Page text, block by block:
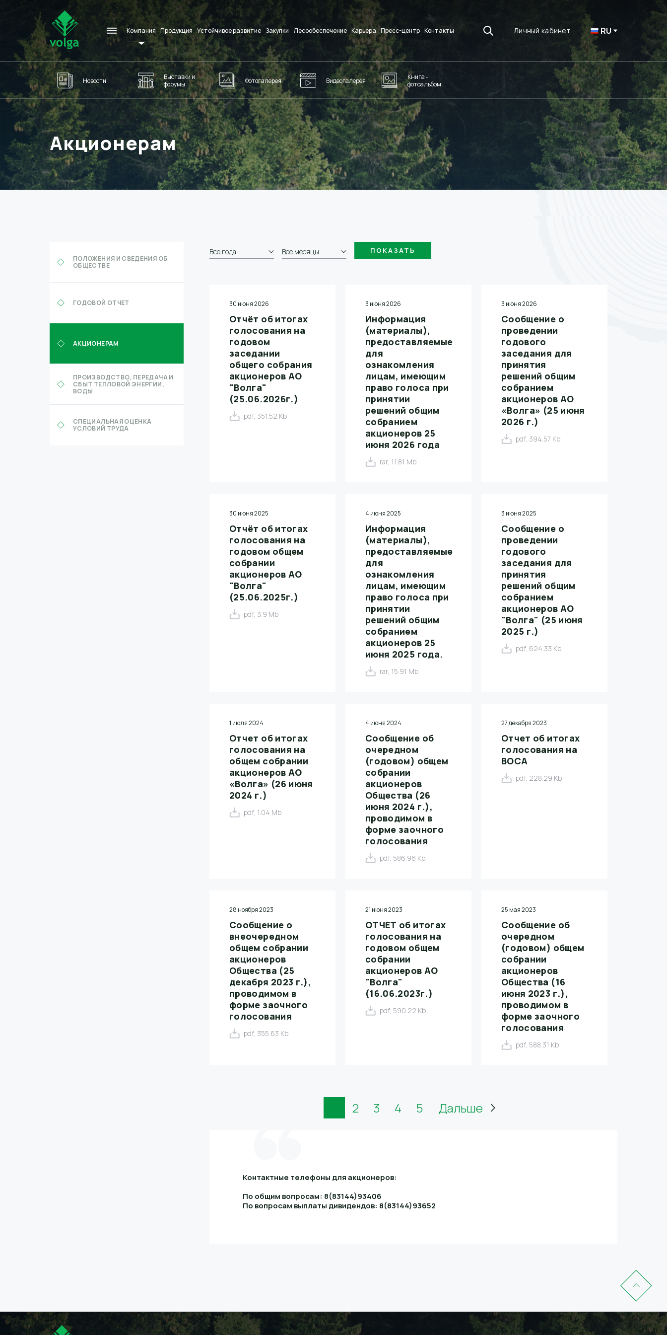
Компания Продукция Устойчивое развитие Закупки Лесообеспечение Карьера Пресс-центр Контакты Личный кабинет RU
Новости
Выставки и
форумы
Фотогалерея Видеогалерея
Книга -
фотоальбом
Акционерам
ПОЛОЖЕНИЯ И СВЕДЕНИЯ ОБ
ОБЩЕСТВЕ
ГОДОВОЙ ОТЧЕТ
АКЦИОНЕРАМ
ПРОИЗВОДСТВО, ПЕРЕДАЧА И
СБЫТ ТЕПЛОВОЙ ЭНЕРГИИ,
ВОДЫ
СПЕЦИАЛЬНАЯ ОЦЕНКА
УСЛОВИЙ ТРУДА
Все года Все месяцы
30 июня 2026
Отчёт об итогах
голосования на
годовом
заседании
общего собрания
акционеров АО
"Волга"
(25.06.2026г.)
pdf, 351.52 Kb
3 июня 2026
Информация
(материалы),
предоставляемые
для
ознакомления
лицам, имеющим
право голоса при
принятии
решений общим
собранием
акционеров 25
июня 2026 года
rar, 11.81 Mb
3 июня 2026
Сообщение о
проведении
годового
заседания для
принятия
решений общим
собранием
акционеров АО
«Волга» (25 июня
2026 г.)
pdf, 394.57 Kb
30 июня 2025
Отчёт об итогах
голосования на
годовом общем
собрании
акционеров АО
"Волга"
(25.06.2025г.)
pdf, 3.9 Mb
4 июня 2025
Информация
(материалы),
предоставляемые
для
ознакомления
лицам, имеющим
право голоса при
принятии
решений общим
собранием
акционеров 25
июня 2025 года.
rar, 15.91 Mb
3 июня 2025
Сообщение о
проведении
годового
заседания для
принятия
решений общим
собранием
акционеров АО
"Волга" (25 июня
2025 г.)
pdf, 624.33 Kb
1 июля 2024
Отчет об итогах
голосования на
общем собрании
акционеров АО
«Волга» (26 июня
2024 г.)
pdf, 1.04 Mb
4 июня 2024
Сообщение об
очередном
(годовом) общем
собрании
акционеров
Общества (26
июня 2024 г.),
проводимом в
форме заочного
голосования
pdf, 586.96 Kb
27 декабря 2023
Отчет об итогах
голосования на
ВОСА
pdf, 228.29 Kb
28 ноября 2023
Сообщение о
внеочередном
общем собрании
акционеров
Общества (25
декабря 2023 г.),
проводимом в
форме заочного
голосования
pdf, 355.63 Kb
21 июня 2023
ОТЧЕТ об итогах
голосования на
годовом общем
собрании
акционеров АО
"Волга"
(16.06.2023г.)
pdf, 590.22 Kb
25 мая 2023
Сообщение об
очередном
(годовом) общем
собрании
акционеров
Общества (16
июня 2023 г.),
проводимом в
форме заочного
голосования
pdf, 588.31 Kb
2 3 4 5 Дальше
Контактные телефоны для акционеров:
По общим вопросам: 8(83144)93406
По вопросам выплаты дивидендов: 8(83144)93652